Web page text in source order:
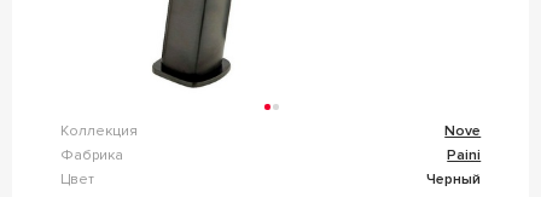
Коллекция
Nove
Фабрика
Paini
Цвет
Черный